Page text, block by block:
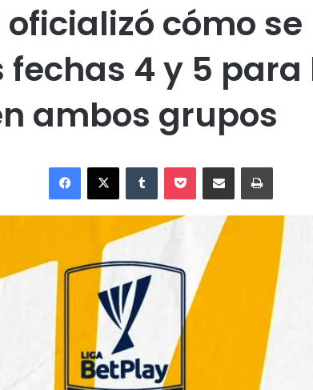
cómo se
4 y 5 para
ambos grupos